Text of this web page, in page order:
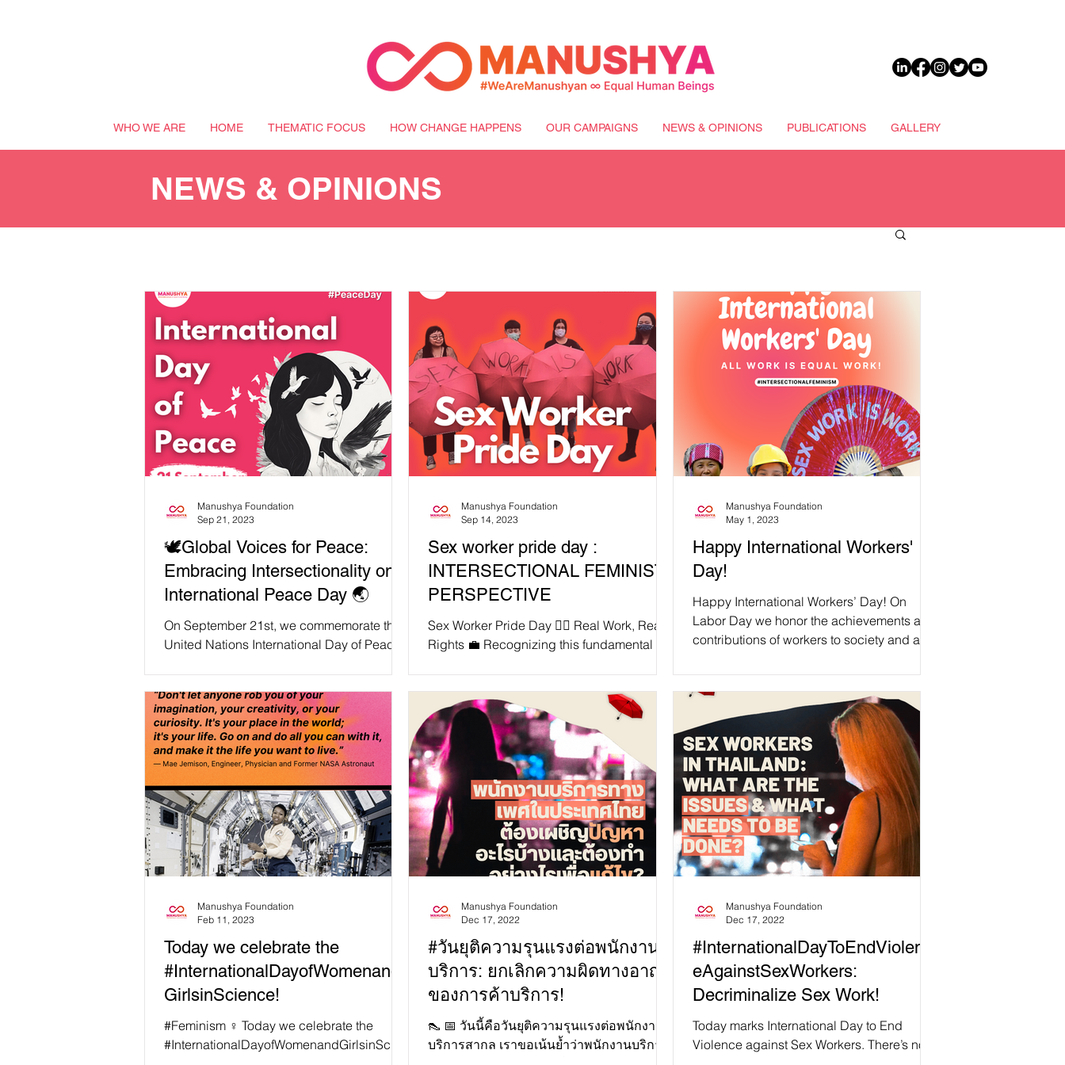
WHO WE ARE HOME THEMATIC FOCUS HOW CHANGE HAPPENS OUR CAMPAIGNS NEWS & OPINIONS PUBLICATIONS GALLERY
NEWS & OPINIONS
🕊️Global Voices for Peace:
Embracing Intersectionality on
International Peace Day 🌏
On September 21st, we commemorate the
United Nations International Day of Peace,
Manushya Foundation
Sep 21, 2023
Sex worker pride day :
INTERSECTIONAL FEMINIST
PERSPECTIVE
Sex Worker Pride Day 🏳️‍🌈 Real Work, Real
Rights 💼 Recognizing this fundamental
Manushya Foundation
Sep 14, 2023
Happy International Workers'
Day!
Happy International Workers’ Day! On
Labor Day we honor the achievements and
contributions of workers to society and are
Manushya Foundation
May 1, 2023
Today we celebrate the
#InternationalDayofWomenand
GirlsinScience!
#Feminism ♀️ Today we celebrate the
#InternationalDayofWomenandGirlsinScien
Manushya Foundation
Feb 11, 2023
#วันยุติความรุนแรงต่อพนักงาน
บริการ: ยกเลิกความผิดทางอาญา
ของการค้าบริการ!
👠 📅 วันนี้คือวันยุติความรุนแรงต่อพนักงาน
บริการสากล เราขอเน้นย้ำว่าพนักงานบริการ
Manushya Foundation
Dec 17, 2022
#InternationalDayToEndViolenc
eAgainstSexWorkers:
Decriminalize Sex Work!
Today marks International Day to End
Violence against Sex Workers. There’s no
Manushya Foundation
Dec 17, 2022